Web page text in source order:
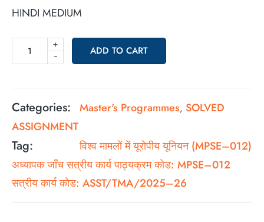
HINDI MEDIUM
-
+
ADD TO CART
Categories: Master's Programmes, SOLVED
ASSIGNMENT
Tag:
विश्व मामलों में यूरोपीय यूनियन (MPSE–012)
अध्यापक जाँच सत्रीय कार्य पाठ्यक्रम कोड: MPSE–012
सत्रीय कार्य कोड: ASST/TMA/2025–26